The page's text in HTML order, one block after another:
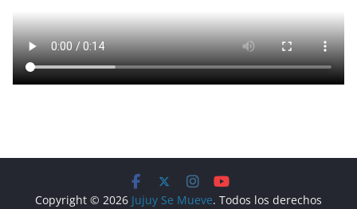
Copyright © 2026 Jujuy Se Mueve. Todos los derechos